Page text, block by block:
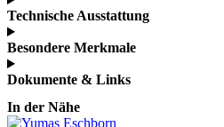
Technische Ausstattung
Besondere Merkmale
Dokumente & Links
In der Nähe